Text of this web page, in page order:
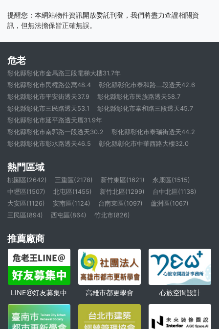
提醒您：本網站物件資訊開放委託刊登，我們將盡力查證相關資
訊，但無法擔保皆正確無誤。
危老
彰化縣彰化市金馬路三段電梯大樓31.7年
彰化縣彰化市民權路公寓48.4
彰化縣彰化市泰和路二段透天42.6
彰化縣彰化市平安街透天37.9
彰化縣彰化市民族路透天58.7
彰化縣彰化市三民路透天53.1
彰化縣彰化市泰和路三段透天45.7
彰化縣彰化市延平路透天厝31.9年
彰化縣彰化市南郭路一段透天30.2
彰化縣彰化市泰瑞街透天44.2
彰化縣彰化市彰水路透天46.5
彰化縣彰化市中華西路大樓32.0
熱門區域
桃園區(2642) 三重區(2178) 新竹東區(1621)
永康區(1515)
中壢區(1507)
北屯區(1455) 新竹北區(1299)
台中北區(1138)
大安區(1126)
安南區(1124) 台南東區(1097)
蘆洲區(1067)
三民區(894)
西屯區(864) 竹北市(826)
推薦廠商
LINE@好友募集中 高雄市都更學會 心旅空間設計